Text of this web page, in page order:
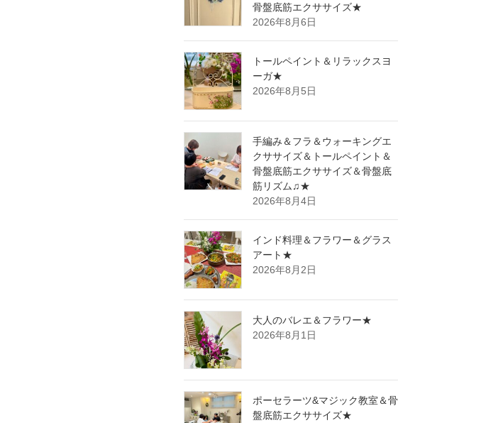
骨盤底筋エクササイズ★
2026年8月6日
トールペイント＆リラックスヨ
ーガ★
2026年8月5日
手編み＆フラ＆ウォーキングエ
クササイズ＆トールペイント＆
骨盤底筋エクササイズ＆骨盤底
筋リズム♫★
2026年8月4日
インド料理＆フラワー＆グラス
アート★
2026年8月2日
大人のバレエ＆フラワー★
2026年8月1日
ポーセラーツ&マジック教室＆骨
盤底筋エクササイズ★